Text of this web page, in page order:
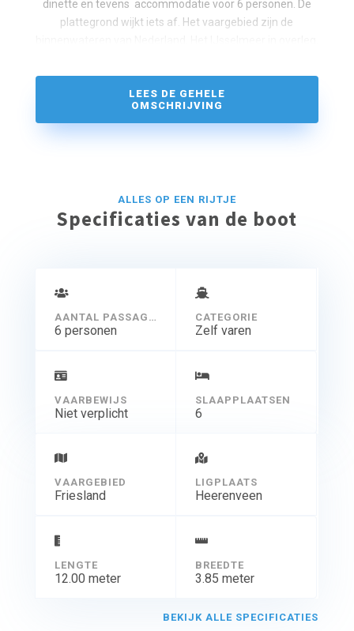
dinette en tevens accommodatie voor 6 personen. De
plattegrond wijkt iets af. Het vaargebied zijn de
in Friesland bij Yachtcharter Lemmer.
De haven van vertrek is Heerenveen makkelijk
bereikbaar via de A28. Vanuit de vertrek haven bent U
LEES DE GEHELE
OMSCHRIJVING
ALLES OP EEN RIJTJE
Specificaties van de boot
AANTAL PASSAGIERS
6 personen
CATEGORIE
Zelf varen
VAARBEWIJS
Niet verplicht
SLAAPPLAATSEN
6
VAARGEBIED
Friesland
LIGPLAATS
Heerenveen
LENGTE
12.00 meter
BREEDTE
3.85 meter
BEKIJK ALLE SPECIFICATIES